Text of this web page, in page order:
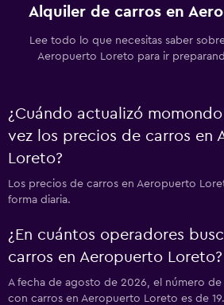
Alquiler de carros en
Lee todo lo que necesitas saber
Aeropuerto Loreto para ir
¿Cuándo actualizó
vez los precios de carros en
Loreto?
Los precios de carros en Aeropuerto
forma diaria.
¿En cuántos operadores
carros en Aeropuerto Loreto?
A fecha de agosto de 2026, el número
con carros en Aeropuerto Loreto es de 19.